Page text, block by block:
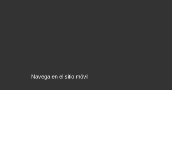
Navega en el sitio móvil